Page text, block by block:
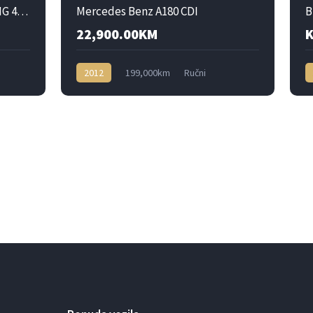
Mercedes Benz CLS 350 CDI AMG 4Matic Mercedes Benz A180 CDI
22,900.00KM
2012 199,000km Ručni